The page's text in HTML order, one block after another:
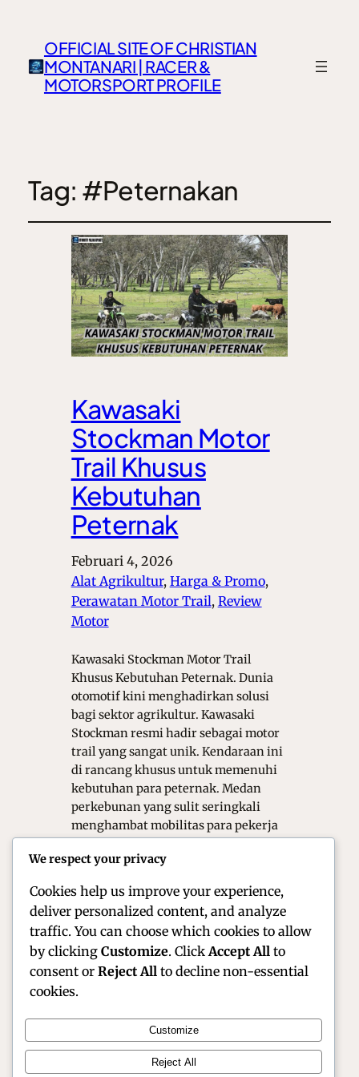
OFFICIAL SITE OF CHRISTIAN
MONTANARI | RACER &
MOTORSPORT PROFILE
Tag: #Peternakan
Kawasaki
Stockman Motor
Trail Khusus
Kebutuhan
Peternak
Februari 4, 2026
Alat Agrikultur, Harga & Promo ,
Perawatan Motor Trail, Review
Motor
Kawasaki Stockman Motor Trail
Khusus Kebutuhan Peternak. Dunia
otomotif kini menghadirkan solusi
bagi sektor agrikultur. Kawasaki
Stockman resmi hadir sebagai motor
trail yang sangat unik. Kendaraan ini
di rancang khusus untuk memenuhi
kebutuhan para peternak. Medan
perkebunan yang sulit seringkali
menghambat mobilitas para pekerja
menciptakan motor dengan
Official Site of Christian Montanari | Racer &
We respect your privacy
Cookies help us improve your experience,
deliver personalized content, and analyze
traffic. You can choose which cookies to allow
by clicking Customize. Click Accept All to
consent or Reject All to decline non-essential
cookies.
Customize
Reject All